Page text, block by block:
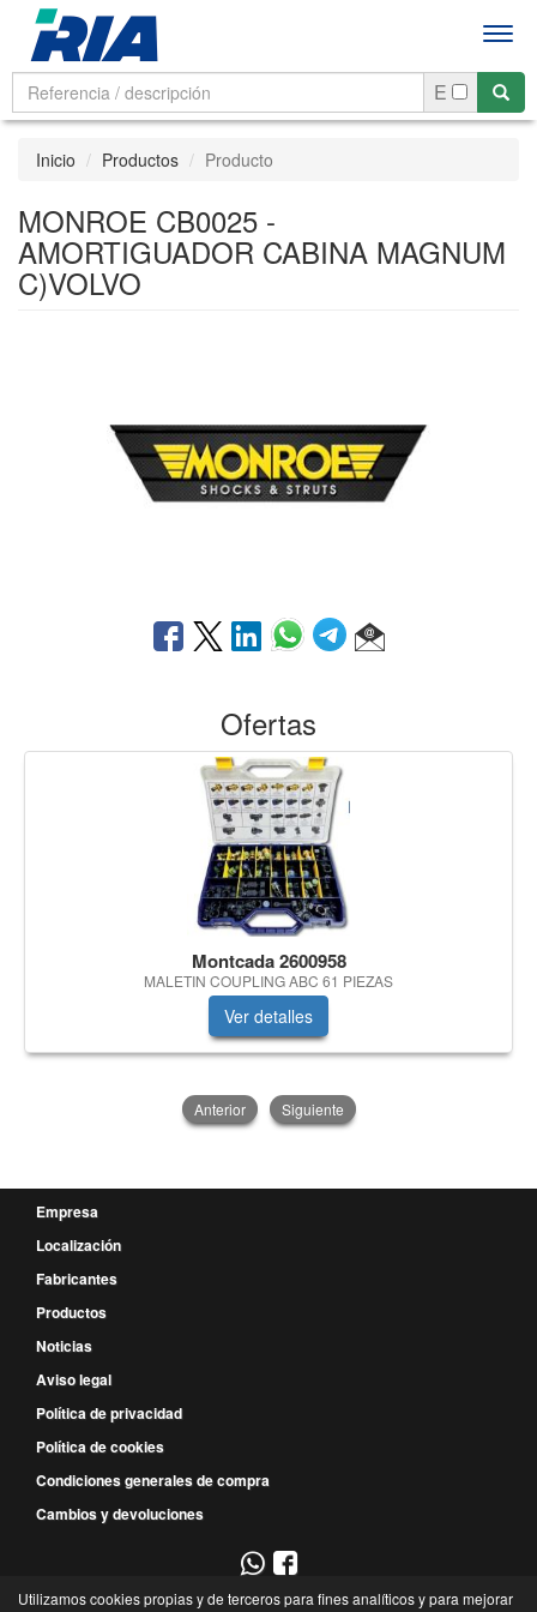
E
Inicio Productos Producto
MONROE CB0025 -
AMORTIGUADOR CABINA MAGNUM
C)VOLVO
Ofertas
Montcada 2600958
MALETIN COUPLING ABC 61 PIEZAS
Ver detalles
Anterior Siguiente
Empresa
Localización
Fabricantes
Productos
Noticias
Aviso legal
Política de privacidad
Política de cookies
Condiciones generales de compra
Cambios y devoluciones
967 52 29 00
Utilizamos cookies propias y de terceros para fines analíticos y para mejorar